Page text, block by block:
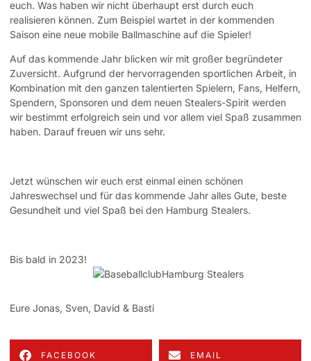
euch. Was haben wir nicht überhaupt erst durch euch
realisieren können. Zum Beispiel wartet in der kommenden
Saison eine neue mobile Ballmaschine auf die Spieler!
Auf das kommende Jahr blicken wir mit großer begründeter
Zuversicht. Aufgrund der hervorragenden sportlichen Arbeit, in
Kombination mit den ganzen talentierten Spielern, Fans, Helfern,
Spendern, Sponsoren und dem neuen Stealers-Spirit werden
wir bestimmt erfolgreich sein und vor allem viel Spaß zusammen
haben. Darauf freuen wir uns sehr.
Jetzt wünschen wir euch erst einmal einen schönen
Jahreswechsel und für das kommende Jahr alles Gute, beste
Gesundheit und viel Spaß bei den Hamburg Stealers.
Bis bald in 2023!
Eure Jonas, Sven, David & Basti
FACEBOOK EMAIL